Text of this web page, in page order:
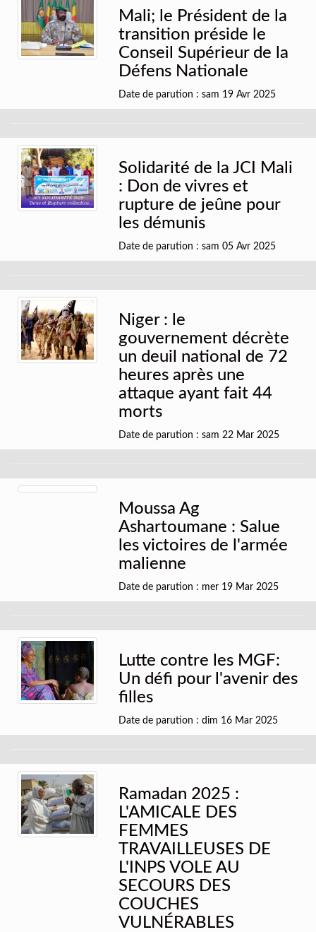
Mali; le Président de la
transition préside le
Conseil Supérieur de la
Défens Nationale
Date de parution : sam 19 Avr 2025
Solidarité de la JCI Mali
: Don de vivres et
rupture de jeûne pour
les démunis
Date de parution : sam 05 Avr 2025
Niger : le
gouvernement décrète
un deuil national de 72
heures après une
attaque ayant fait 44
morts
Date de parution : sam 22 Mar 2025
Moussa Ag
Ashartoumane : Salue
les victoires de l'armée
malienne
Date de parution : mer 19 Mar 2025
Lutte contre les MGF:
Un défi pour l'avenir des
filles
Date de parution : dim 16 Mar 2025
Ramadan 2025 :
L'AMICALE DES
FEMMES
TRAVAILLEUSES DE
L'INPS VOLE AU
SECOURS DES
COUCHES
VULNÉRABLES